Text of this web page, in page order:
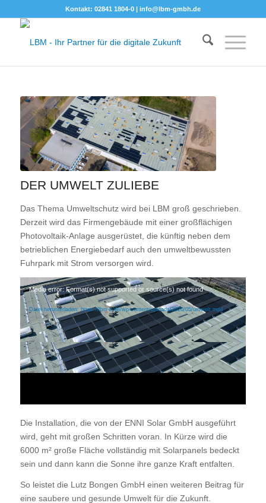
Kontakt: 02841 1804-0 | info@lbm-gmbh.de
DER UMWELT ZULIEBE
Das Thema Umweltschutz wird bei LBM groß geschrieben.
Derzeit wird das Firmengebäude mit einer großflächigen
Photovoltaik-Anlage ausgerüstet, die künftig neben dem
betrieblichen Energiebedarf auch den umweltbewussten
Fuhrpark mit Strom versorgen wird.
Media error: Format(s) not supported or source(s) not found
Datei herunterladen: https://lbm-it.de/wp-content/uploads/2020/05/umwelt.mp4
Die Installation, die von der ENNI Solar GmbH ausgeführt
wird, geht mit großen Schritten voran. In Kürze wird die
6000 m² große Fläche vollständig mit Solarpanels bedeckt
sein und dann kann die Sonne ihre ganze Kraft entfalten.
So leistet die Lutz Bongen GmbH einen weiteren Beitrag für
eine saubere und gesunde Umwelt für die Zukunft.